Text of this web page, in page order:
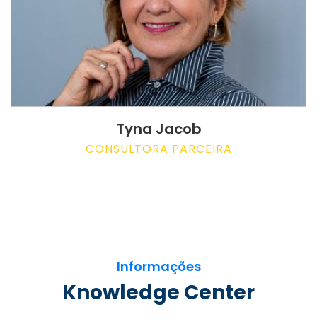
Tyna Jacob
CONSULTORA PARCEIRA
Informações
Knowledge Center